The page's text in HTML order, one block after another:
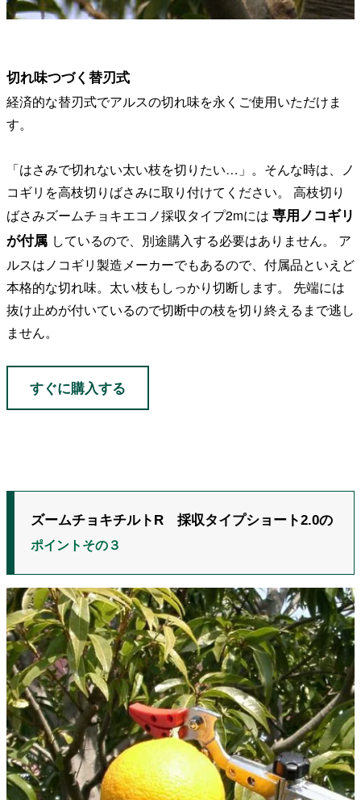
切れ味つづく替刃式
経済的な替刃式でアルスの切れ味を永くご使用いただけま
す。
「はさみで切れない太い枝を切りたい…」。そんな時は、ノ
コギリを高枝切りばさみに取り付けてください。 高枝切り
ばさみズームチョキエコノ採収タイプ2mには 専用ノコギリ
が付属 しているので、別途購入する必要はありません。 ア
ルスはノコギリ製造メーカーでもあるので、付属品といえど
本格的な切れ味。太い枝もしっかり切断します。 先端には
抜け止めが付いているので切断中の枝を切り終えるまで逃し
ません。
すぐに購入する
ズームチョキチルトR 採収タイプショート2.0の
ポイントその３